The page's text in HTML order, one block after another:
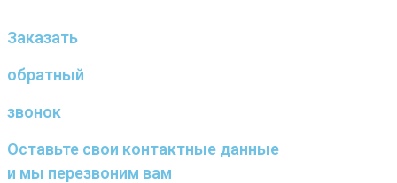
Заказать
обратный
звонок
Оставьте свои контактные данные
и мы перезвоним вам